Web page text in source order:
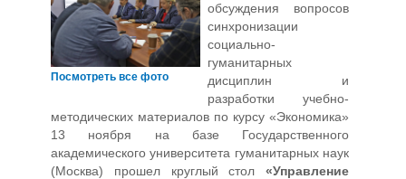
Посмотреть все фото
обсуждения вопросов
синхронизации
социально-
гуманитарных
дисциплин и
разработки учебно-
методических материалов по курсу «Экономика»
13 ноября на базе Государственного
академического университета гуманитарных наук
(Москва) прошел круглый стол «Управление